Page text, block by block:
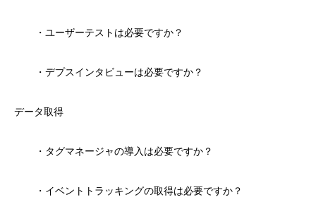
・ユーザーテストは必要ですか？
・デプスインタビューは必要ですか？
データ取得
・タグマネージャの導入は必要ですか？
・イベントトラッキングの取得は必要ですか？